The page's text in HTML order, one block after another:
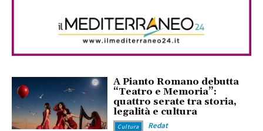
A Pianto Romano debutta
“Teatro e Memoria”:
quattro serate tra storia,
legalità e cultura
Cultura Redat